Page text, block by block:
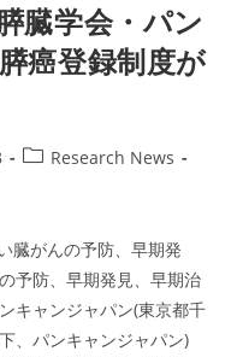
臓学会・パン
癌登録制度が
PostResearch News
臓がんの予防、早期発
予防、早期発見、早期治
キャンジャパン(東京都千
、パンキャンジャパン)